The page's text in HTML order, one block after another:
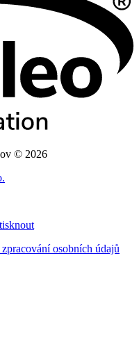
© 2026
osobních údajů